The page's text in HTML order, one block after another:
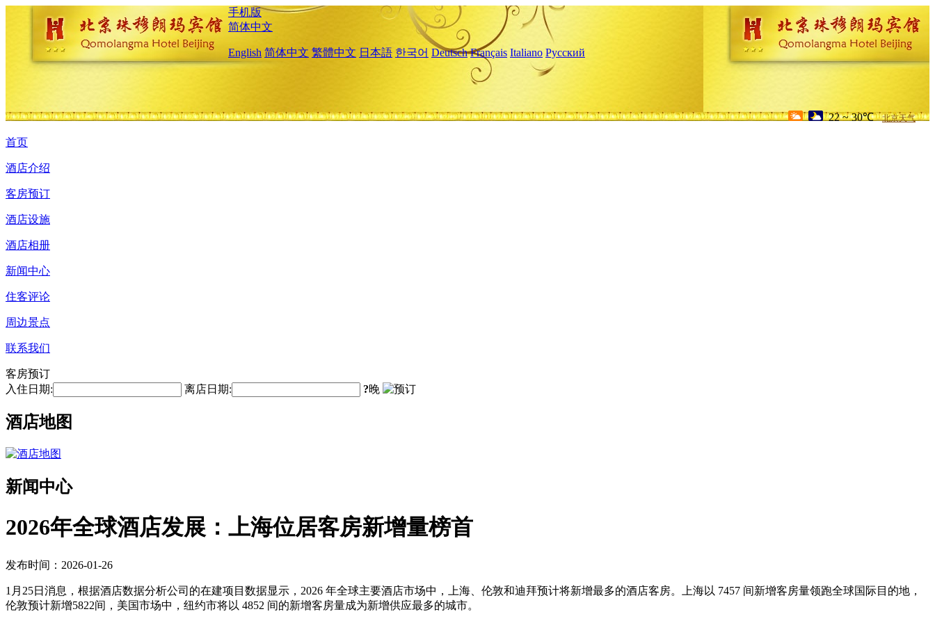
手机版
简体中文
English 简体中文 繁體中文 日本語 한국어 Deutsch Français Italiano Русский
22 ~ 30℃ 北京天气
首页
酒店介绍
客房预订
酒店设施
酒店相册
新闻中心
住客评论
周边景点
联系我们
客房预订
入住日期:
离店日期: ?晚
酒店地图
新闻中心
2026年全球酒店发展：上海位居客房新增量榜首
发布时间：2026-01-26
1月25日消息，根据酒店数据分析公司的在建项目数据显示，2026 年全球主要酒店市场中，上海、伦敦和迪拜预计将新增最多的酒店客房。上海以 7457 间新增客房量领跑全球国际目的地，
伦敦预计新增5822间，美国市场中，纽约市将以 4852 间的新增客房量成为新增供应最多的城市。